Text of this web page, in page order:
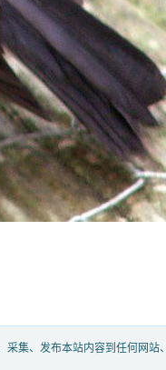
采集、发布本站内容到任何网站